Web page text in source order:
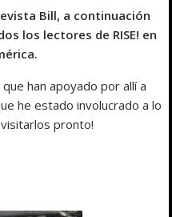
Bill, a continuación
los lectores de RISE! en
han apoyado por allí a
he estado involucrado a lo
pronto!